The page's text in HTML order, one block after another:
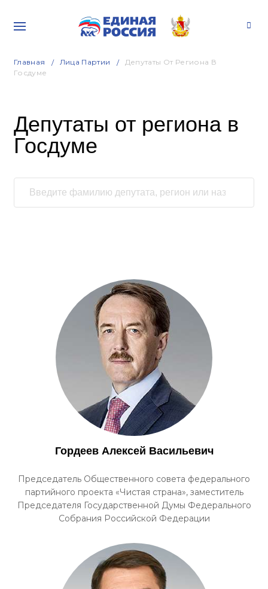
Главная Лица Партии
Депутаты От Региона В
Госдуме
Депутаты от региона в
Госдуме
Гордеев Алексей Васильевич
Председатель Общественного совета федерального
партийного проекта «Чистая страна», заместитель
Председателя Государственной Думы Федерального
Собрания Российской Федерации